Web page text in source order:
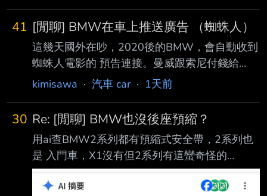
41 [閒聊] BMW在車上推送廣告 （蜘蛛人）
這幾天國外在吵，2020後的BMW，會自動收到
蜘蛛人電影的 預告連接。曼威跟索尼付錢給
BMW推送廣告。
BMW 認真的嗎？把自己的車搞得這麼沒格調？
You Paid $60K For a BMW. Now It Runs Ads.
https://www.youtube.com/watch?v=-
r_VjmVyeRo So… BMW Puts Ads in Your Car
Now https://www.youtub
kimisawa · 汽車 car· 1天前
30 Re: [閒聊] BMW也沒後座預縮？
用ai查BMW2系列都有預縮式安全帶，2系列也
是 入門車，X1沒有但2系列有這蠻奇怪的
http://i.imgur.com/vFyXUH0.jpg 最近才買了
218AT,特別去看了後座有顯示Aer4mp 這應該是